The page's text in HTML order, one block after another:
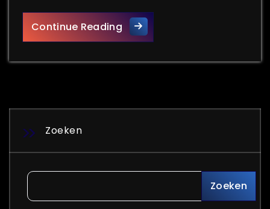
Continue ReadingTelenet Webmail Optimaal
Zoeken
Zoeken